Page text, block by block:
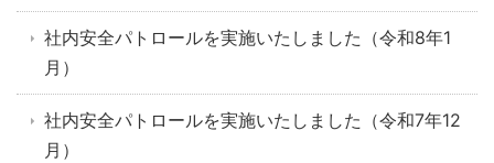
社内安全パトロールを実施いたしました（令和8年1
月）
社内安全パトロールを実施いたしました（令和7年12
月）